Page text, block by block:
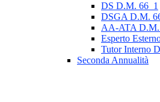
DS D.M. 66_1
DSGA D.M.
AA-ATA D.M.
Esperto
Tutor Interno
Seconda Annualità